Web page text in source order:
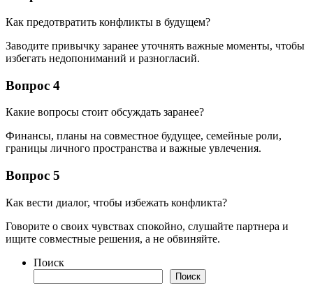
Как предотвратить конфликты в будущем?
Заводите привычку заранее уточнять важные моменты, чтобы
избегать недопониманий и разногласий.
Вопрос 4
Какие вопросы стоит обсуждать заранее?
Финансы, планы на совместное будущее, семейные роли,
границы личного пространства и важные увлечения.
Вопрос 5
Как вести диалог, чтобы избежать конфликта?
Говорите о своих чувствах спокойно, слушайте партнера и
ищите совместные решения, а не обвиняйте.
Поиск
Поиск